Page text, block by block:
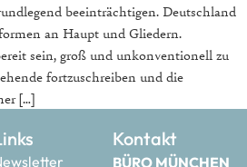
beeinträchtigen. Deutschland
an Haupt und Gliedern.
sein, groß und unkonventionell zu
fortzuschreiben und die
[…]
Kontakt
BÜRO MÜNCHEN